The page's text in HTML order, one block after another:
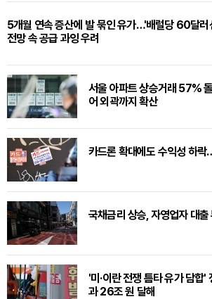
5개월 연속 증산에 발 묶인 유가…'배럴당 60달러
전망 속 공급 과잉 우려
서울 아파트 상승거래 57%
어 외곽까지 확산
카드론 확대에도 수익성 하
국채금리 상승, 자영업자 대출
'미·이란 전쟁 틈타 유가 담
과 26조 원 달해